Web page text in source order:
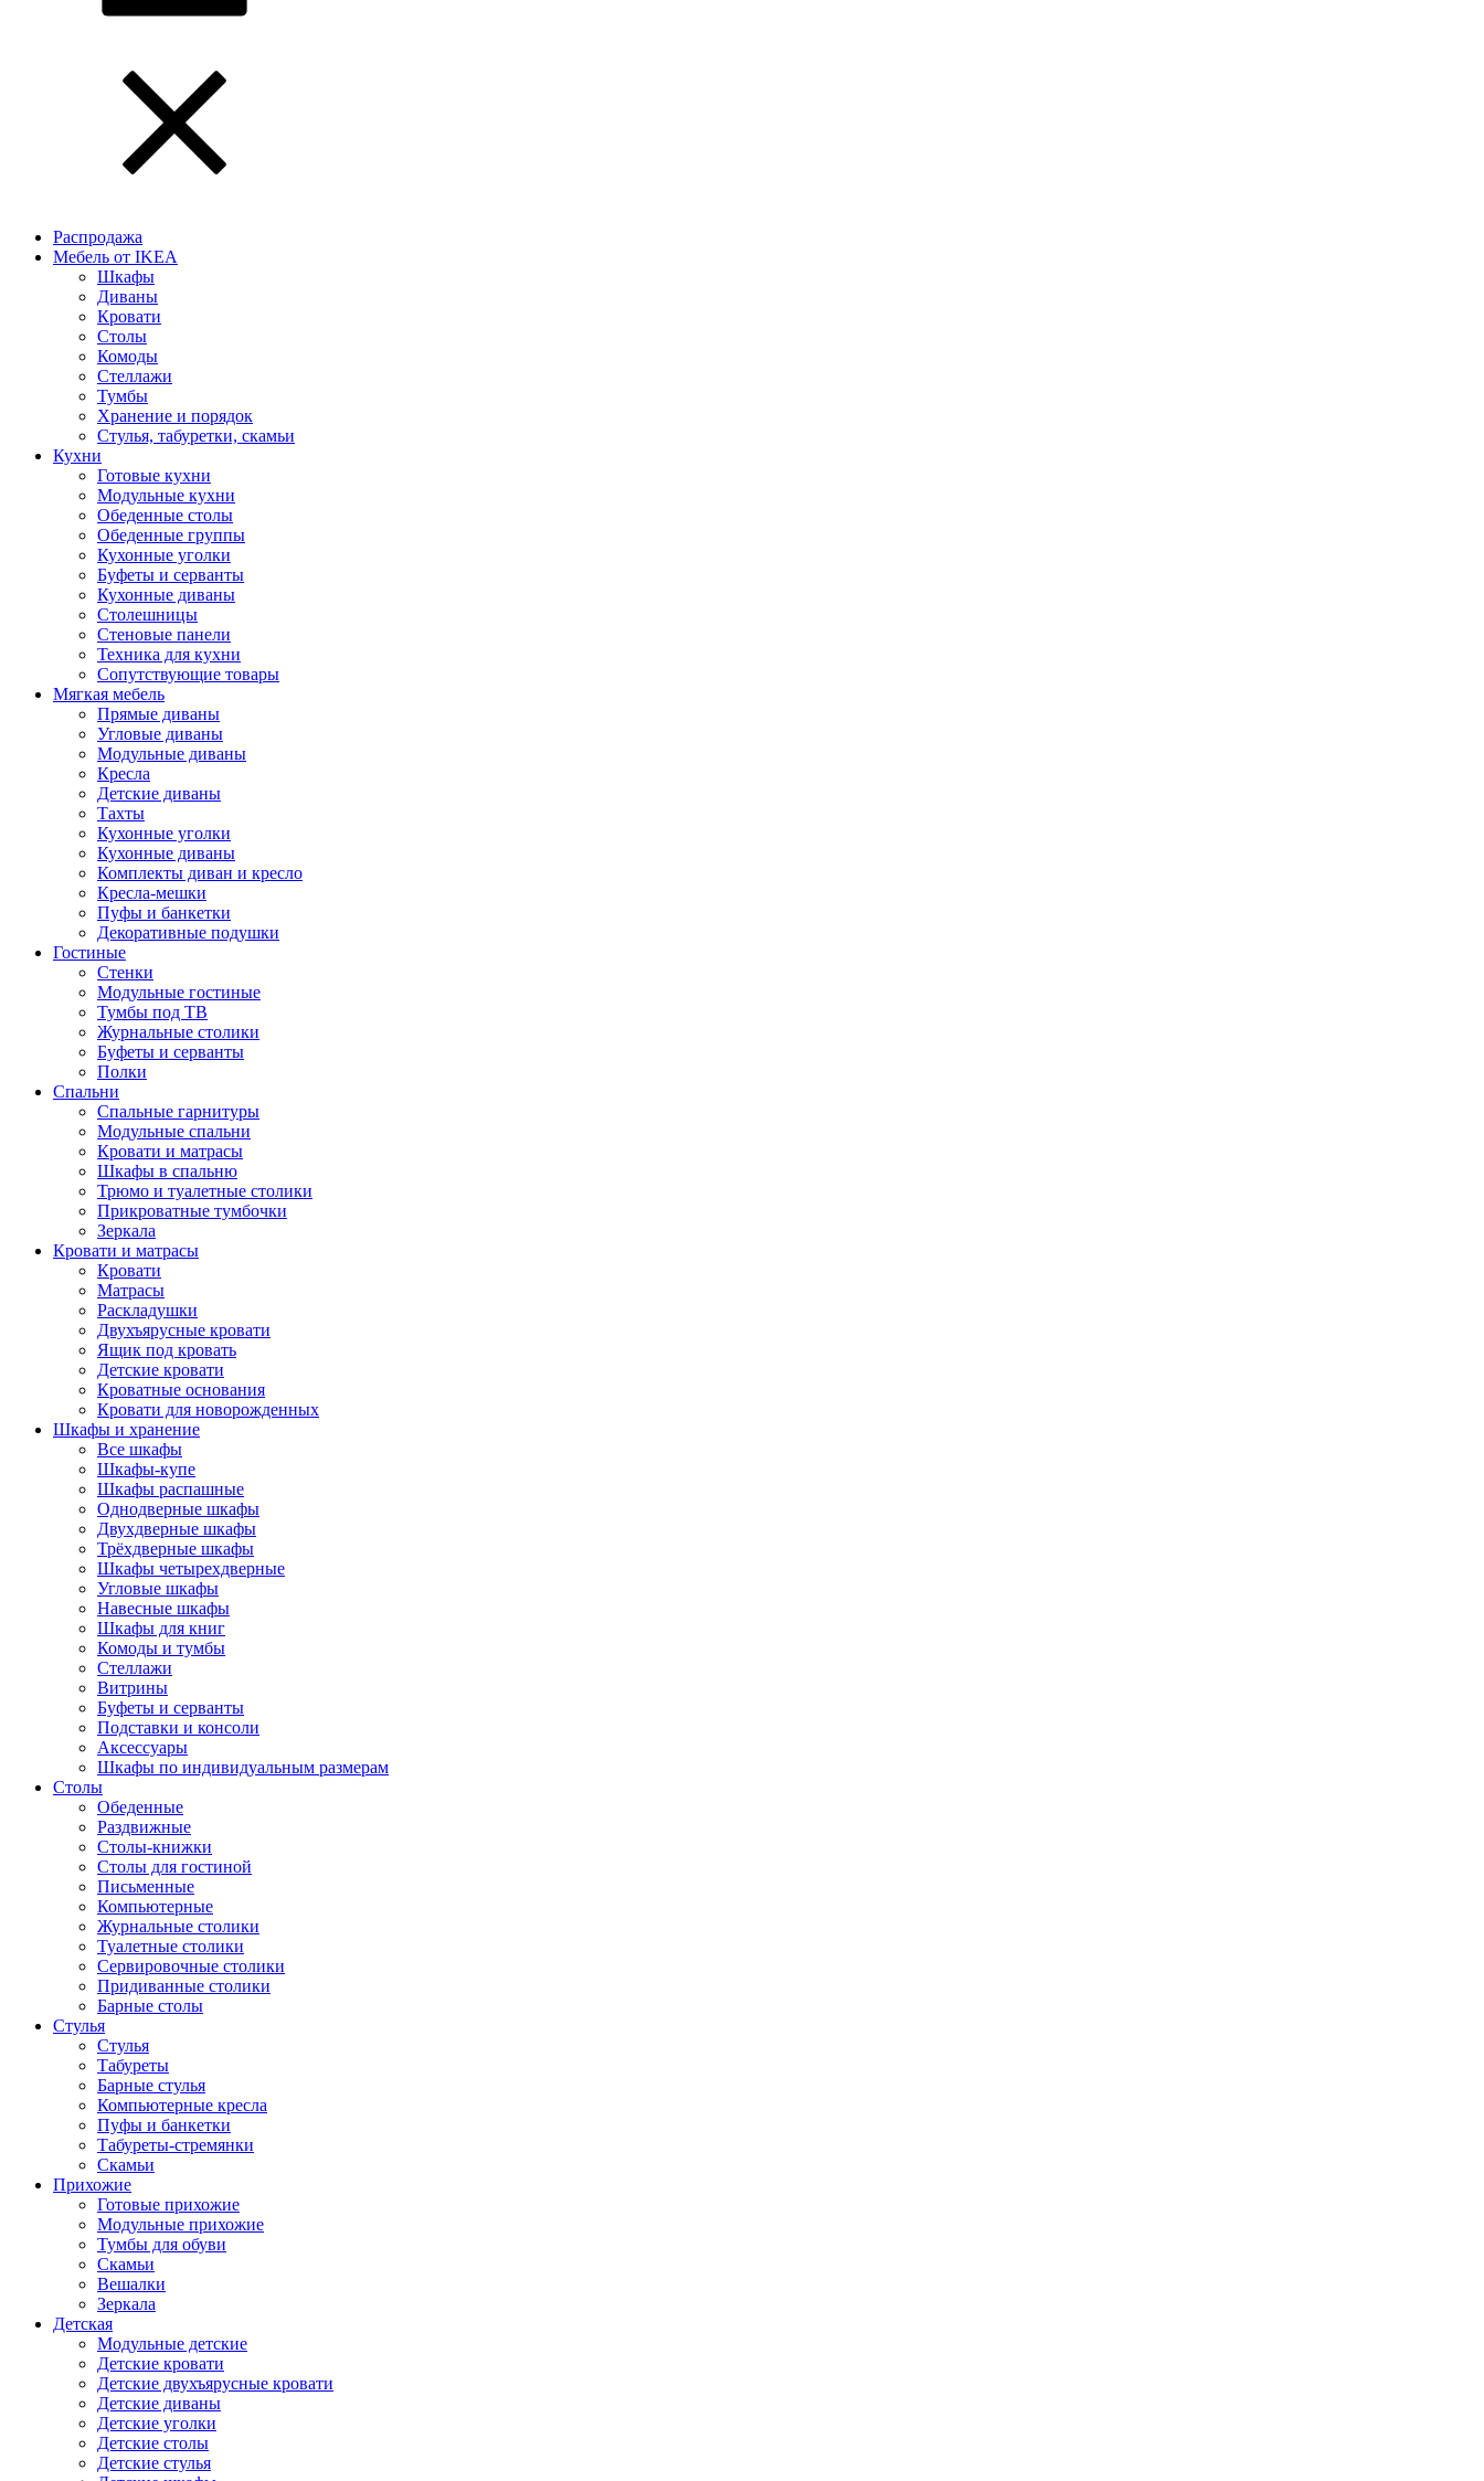
Распродажа
Мебель от IKEA
Шкафы
Диваны
Кровати
Столы
Комоды
Стеллажи
Тумбы
Хранение и порядок
Стулья, табуретки, скамьи
Кухни
Готовые кухни
Модульные кухни
Обеденные столы
Обеденные группы
Кухонные уголки
Буфеты и серванты
Кухонные диваны
Столешницы
Стеновые панели
Техника для кухни
Сопутствующие товары
Мягкая мебель
Прямые диваны
Угловые диваны
Модульные диваны
Кресла
Детские диваны
Тахты
Кухонные уголки
Кухонные диваны
Комплекты диван и кресло
Кресла-мешки
Пуфы и банкетки
Декоративные подушки
Гостиные
Стенки
Модульные гостиные
Тумбы под ТВ
Журнальные столики
Буфеты и серванты
Полки
Спальни
Спальные гарнитуры
Модульные спальни
Кровати и матрасы
Шкафы в спальню
Трюмо и туалетные столики
Прикроватные тумбочки
Зеркала
Кровати и матрасы
Кровати
Матрасы
Раскладушки
Двухъярусные кровати
Ящик под кровать
Детские кровати
Кроватные основания
Кровати для новорожденных
Шкафы и хранение
Все шкафы
Шкафы-купе
Шкафы распашные
Однодверные шкафы
Двухдверные шкафы
Трёхдверные шкафы
Шкафы четырехдверные
Угловые шкафы
Навесные шкафы
Шкафы для книг
Комоды и тумбы
Стеллажи
Витрины
Буфеты и серванты
Подставки и консоли
Аксессуары
Шкафы по индивидуальным размерам
Столы
Обеденные
Раздвижные
Столы-книжки
Столы для гостиной
Письменные
Компьютерные
Журнальные столики
Туалетные столики
Сервировочные столики
Придиванные столики
Барные столы
Стулья
Стулья
Табуреты
Барные стулья
Компьютерные кресла
Пуфы и банкетки
Табуреты-стремянки
Скамьи
Прихожие
Готовые прихожие
Модульные прихожие
Тумбы для обуви
Скамьи
Вешалки
Зеркала
Детская
Модульные детские
Детские кровати
Детские двухъярусные кровати
Детские диваны
Детские уголки
Детские столы
Детские стулья